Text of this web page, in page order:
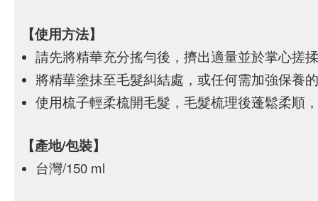
【使用方法】
請先將精華充分搖勻後，擠出適量並於掌心搓
將精華塗抹至毛髮糾結處，或任何需加強保養
使用梳子輕柔梳開毛髮，毛髮梳理後蓬鬆柔順
【產地/包裝】
台灣/150 ml